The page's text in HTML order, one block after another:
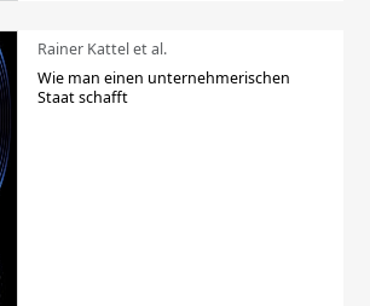
Rainer Kattel et al.
Wie man einen unternehmerischen
Staat schafft